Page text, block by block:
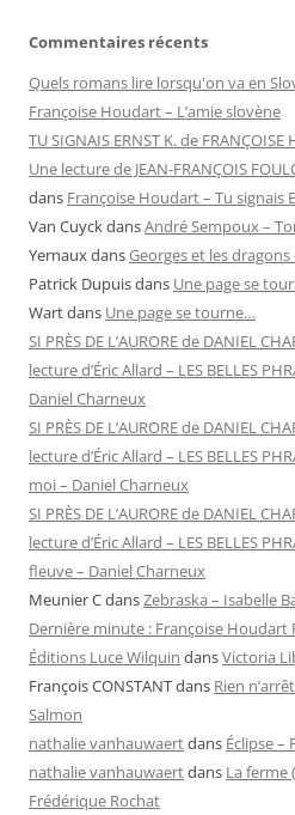
Commentaires récents
Quels romans lire lorsqu'on va en
Françoise Houdart – L’amie slovène
TU SIGNAIS ERNST K. de
Une lecture de JEAN-FRANÇOIS
dans Françoise Houdart – Tu signais
Van CuyckdansAndré Sempoux –
YernauxdansGeorges et les dragons
Patrick Dupuisdans Une page se
Wartdans Une page se tourne…
SI PRÈS DE L’AURORE de DANIEL
lecture d’Éric Allard – LES BELLES
Daniel Charneux
SI PRÈS DE L’AURORE de DANIEL
lecture d’Éric Allard – LES BELLES
moi – Daniel Charneux
SI PRÈS DE L’AURORE de DANIEL
lecture d’Éric Allard – LES BELLES
fleuve – Daniel Charneux
Meunier CdansZebraska – Isabelle
Dernière minute : Françoise Houdart
Éditions Luce Wilquin dansVictoria
François CONSTANTdans Rien
Salmon
nathalie vanhauwaertdans Éclipse –
nathalie vanhauwaertdans La ferme
Frédérique Rochat